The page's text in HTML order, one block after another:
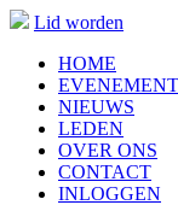
Lid worden
HOME
NIEUWS
LEDEN
OVER ONS
CONTACT
INLOGGEN